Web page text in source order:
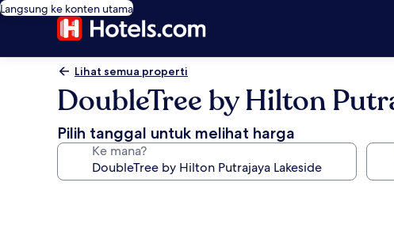
Langsung ke konten utama
Lihat semua properti
DoubleTree by Hilton
Pilih tanggal untuk melihat harga
Ke mana?